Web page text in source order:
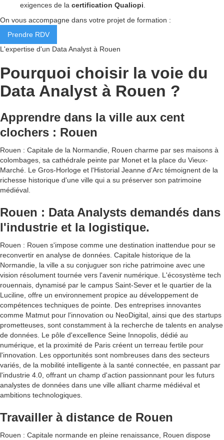
exigences de la certification Qualiopi
On vous accompagne dans votre projet de formation :
Prendre RDV
L'expertise d'un Data Analyst à Rouen
Pourquoi choisir la voie du
Data Analyst à Rouen ?
Apprendre dans la ville aux cent
clochers : Rouen
Rouen : Capitale de la Normandie, Rouen charme par ses maisons à
colombages, sa cathédrale peinte par Monet et la place du Vieux-
Marché. Le Gros-Horloge et l'Historial Jeanne d'Arc témoignent de la
richesse historique d'une ville qui a su préserver son patrimoine
médiéval.
Rouen : Data Analysts demandés dans
l'industrie et la logistique.
Rouen : Rouen s'impose comme une destination inattendue pour se
reconvertir en analyse de données. Capitale historique de la
Normandie, la ville a su conjuguer son riche patrimoine avec une
vision résolument tournée vers l'avenir numérique. L'écosystème tech
rouennais, dynamisé par le campus Saint-Sever et le quartier de la
Luciline, offre un environnement propice au développement de
compétences techniques de pointe. Des entreprises innovantes
comme Matmut pour l'innovation ou NeoDigital, ainsi que des startups
prometteuses, sont constamment à la recherche de talents en analyse
de données. Le pôle d'excellence Seine Innopolis, dédié au
numérique, et la proximité de Paris créent un terreau fertile pour
l'innovation. Les opportunités sont nombreuses dans des secteurs
variés, de la mobilité intelligente à la santé connectée, en passant par
l'industrie 4.0, offrant un champ d'action passionnant pour les futurs
analystes de données dans une ville alliant charme médiéval et
ambitions technologiques.
Travailler à distance de Rouen
Rouen : Capitale normande en pleine renaissance, Rouen dispose